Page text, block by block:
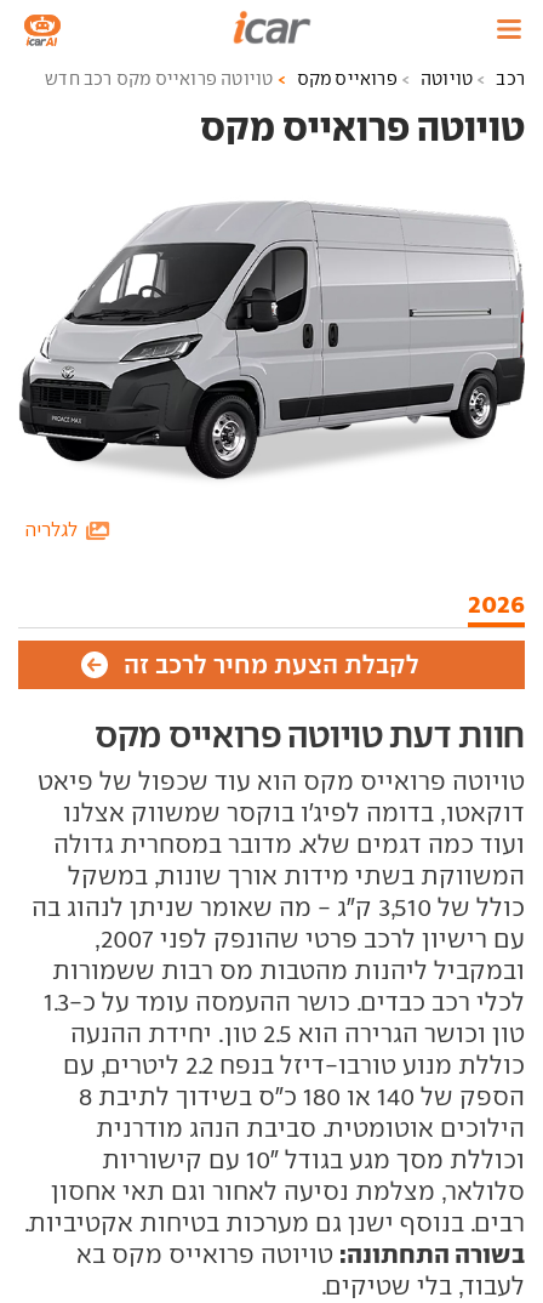
רכב טויוטה פרואייס מקס טויוטה פרואייס מקס רכב חדש
טויוטה פרואייס מקס ‏
2026
לגלריה
לקבלת הצעת מחיר לרכב זה
חוות דעת טויוטה פרואייס מקס
טויוטה פרואייס מקס הוא עוד שכפול של פיאט
דוקאטו, בדומה לפיג'ו בוקסר שמשווק אצלנו
ועוד כמה דגמים שלא. מדובר במסחרית גדולה
המשווקת בשתי מידות אורך שונות, במשקל
כולל של 3,510 ק"ג - מה שאומר שניתן לנהוג בה
עם רישיון לרכב פרטי שהונפק לפני 2007,
ובמקביל ליהנות מהטבות מס רבות ששמורות
לכלי רכב כבדים. כושר ההעמסה עומד על כ-1.3
טון וכושר הגרירה הוא 2.5 טון. יחידת ההנעה
כוללת מנוע טורבו-דיזל בנפח 2.2 ליטרים, עם
הספק של 140 או 180 כ"ס בשידוך לתיבת 8
הילוכים אוטומטית. סביבת הנהג מודרנית
וכוללת מסך מגע בגודל "10 עם קישוריות
סלולאר, מצלמת נסיעה לאחור וגם תאי אחסון
רבים. בנוסף ישנן גם מערכות בטיחות אקטיביות.
בשורה התחתונה: טויוטה פרואייס מקס בא
לעבוד, בלי שטיקים.